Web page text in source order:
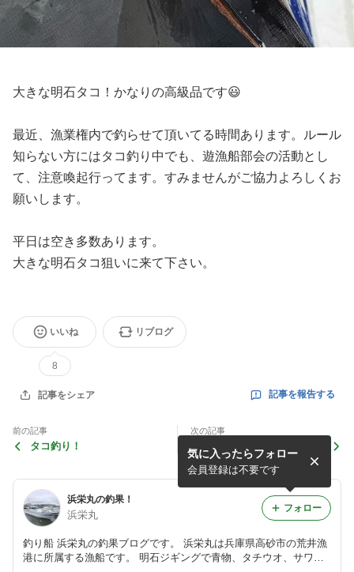
大きな明石タコ！かなりの高級品です😃
最近、漁業権内で釣らせて頂いてる時間あります。ルール
知らない方にはタコ釣り中でも、遊漁船部会の活動とし
て、注意喚起行ってます。すみませんがご協力よろしくお
願いします。
平日は空き多数あります。
大きな明石タコ狙いに来て下さい。
いいね
8
リブログ
記事をシェア 記事を報告する
前の記事
タコ釣り！
次の記事
浜栄丸の釣果！
浜栄丸
釣り船 浜栄丸の釣果ブログです。 浜栄丸は兵庫県高砂市の荒井漁
港に所属する漁船です。 明石ジギングで青物、タチウオ、サワ
気に入ったらフォロー
会員登録は不要です
フォロー